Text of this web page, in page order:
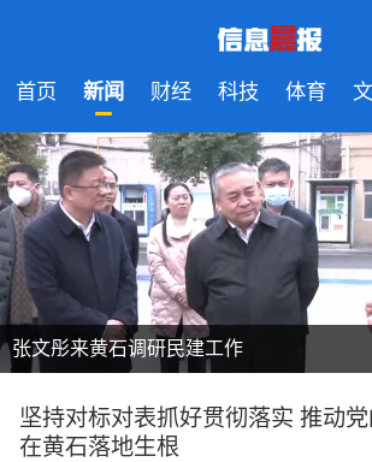
首页 新闻 财经 科技 体育
张文彤来黄石调研民建工作
坚持对标对表抓好贯彻落实 推动
在黄石落地生根